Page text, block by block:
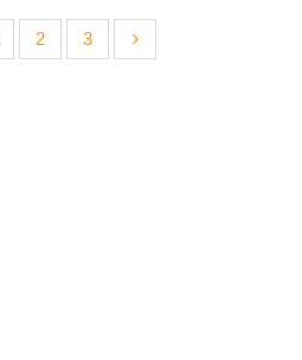
2 3